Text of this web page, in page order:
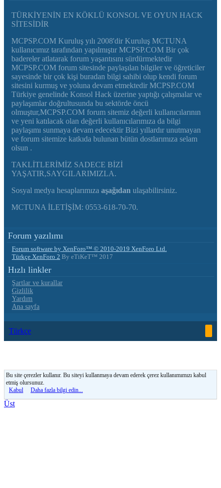
TÜRKİYENİN EN KÖKLÜ KONSOL VE OYUN HACK
SİTESİDİR
MCPSP.COM Kuruluş yılı 2008'dir Kuruluş MCTUNA
kullanıcımız tarafından yapılmıştır MCPSP.COM Bir çok
badereler atlatarak forum yaşantısını sürdürmektedir
MCPSP.COM forum sitesinde paylaşılan bilgiler ve öğreticiler
sayesinde bir çok kişi buradan bilgi sahibi olup kendi forum
sitesini kurmuş ve yoluna devam etmektedir MCPSP.COM
Türkiye genelinde Konsol Hack üzerine yaptığı çalışmalar ve
paylaşımlar doğrultusunda bu sektörde öncü
olmuştur,MCPSP.COM forum sitemiz değerli kullanıcılarının
ve yeni katılacak olan değerli kullanıcılarımıza da bilgi
paylaşımı sunmaya devam edecektir Bizi yıllardır unutmayan
ve forum sitemize katkıda bulunan bütün dostlarımıza selam
olsun .
TAKLİTLERİMİZ SADECE BİZİ
YAŞATIR,SAYGILARIMIZLA.
Sosyal medya hesaplarımıza aşağıdan ulaşabilirsiniz.
MCTUNA İLETİŞİM: 0553-618-70-70.
Forum yazılımı
Forum software by XenForo™ © 2010-2019 XenForo Ltd.
Türkçe XenForo 2 By eTiKeT™ 2017
Hızlı linkler
Şartlar ve kurallar
Gizlilik
Yardım
Ana sayfa
Türkçe
Bu site çerezler kullanır. Bu siteyi kullanmaya devam ederek çerez kullanımımızı kabul
etmiş olursunuz.
Kabul
Daha fazla bilgi edin...
Üst